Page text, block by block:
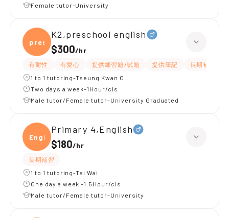
Female tutor-University
presc
K2,preschool english
$300/hr
有耐性 有愛心 提供練習題/試題 提供筆記
長期補習
1 to 1 tutoring-Tseung Kwan O
Two days a week-1Hour/cls
Male tutor/Female tutor-University Graduated
Engli
Primary 4,English
$180/hr
長期補習
1 to 1 tutoring-Tai Wai
One day a week -1.5Hour/cls
Male tutor/Female tutor-University